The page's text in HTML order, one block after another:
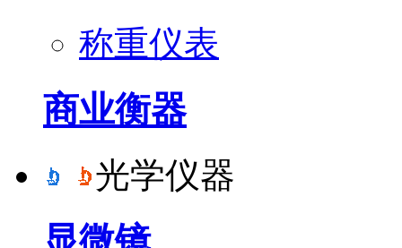
称重仪表
商业衡器
光学仪器